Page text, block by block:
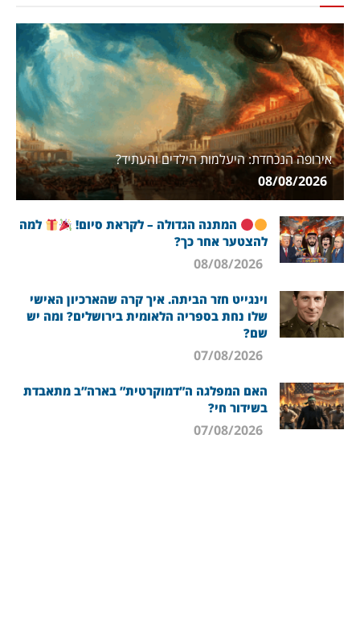
אירופה הנכחדת: היעלמות הילדים והעתיד?
המתנה הגדולה – לקראת סיום!
למה
להצטער אחר כך?
וינגייט חזר הביתה. איך קרה שהארכיון האישי
שלו נחת בספריה הלאומית בירושלים? ומה יש
שם?
האם המפלגה ה”דמוקרטית” בארה”ב מתאבדת
בשידור חי?